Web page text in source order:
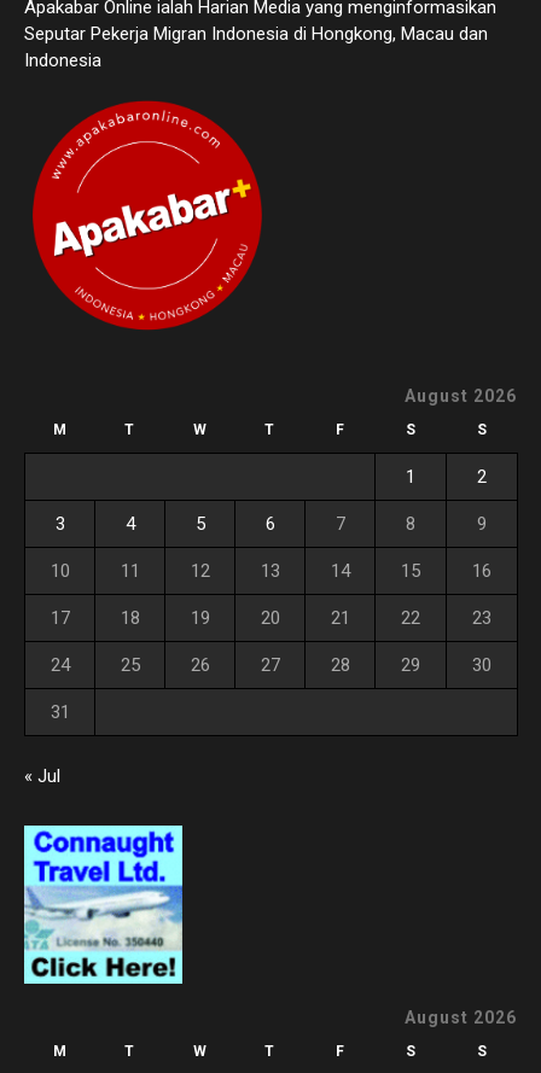
Apakabar Online ialah Harian Media yang menginformasikan
Seputar Pekerja Migran Indonesia di Hongkong, Macau dan
Indonesia
August 2026
M T W T F S S
1 2
3 4 5 6 7 8 9
10 11 12 13 14 15 16
17 18 19 20 21 22 23
24 25 26 27 28 29 30
31
« Jul
August 2026
M T W T F S S